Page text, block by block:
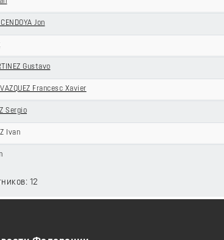
Jon
Gustavo
VAZQUEZ Francesc Xavier
Sergio
Ivan
12